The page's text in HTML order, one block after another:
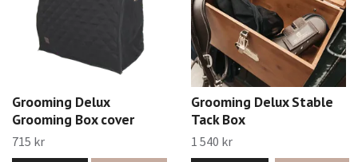
Grooming Delux
Grooming Box cover
715 kr
Grooming Delux Stable
Tack Box
1 540 kr